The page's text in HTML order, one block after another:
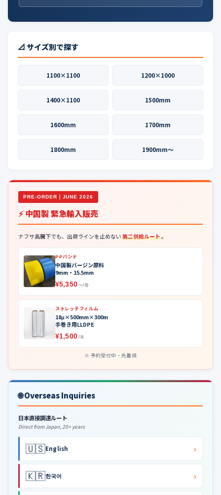
📐 サイズ別で探す
1100×1100 1200×1000
1400×1100 1500mm
1600mm 1700mm
1800mm 1900mm〜
PRE-ORDER｜JUNE 2026
⚡ 中国製 緊急輸入販売
ナフサ高騰下でも、出荷ラインを止めない第二供給ルート。
PPバンド
中国製バージン原料
9mm・15.5mm
¥5,350 〜/巻
ストレッチフィルム
18μ×500mm×300m
手巻き用LLDPE
¥1,500 /本
予約受付中・先着順
🌐 Overseas Inquiries
日本直接調達ルート
Direct from Japan, 20+ years
🇺🇸English ›
🇰🇷한국어 ›